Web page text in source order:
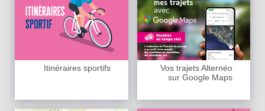
Itinéraires sportifs
Vos trajets Alternéo
sur Google Maps